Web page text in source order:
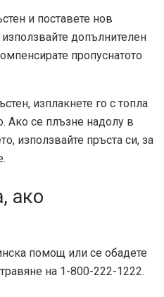
и поставете нов
допълнителен
пропуснатото
изплакнете го с топла
Ако се плъзне надолу в
използвайте пръста си, за
ако
помощ или се обадете
на 1-800-222-1222.